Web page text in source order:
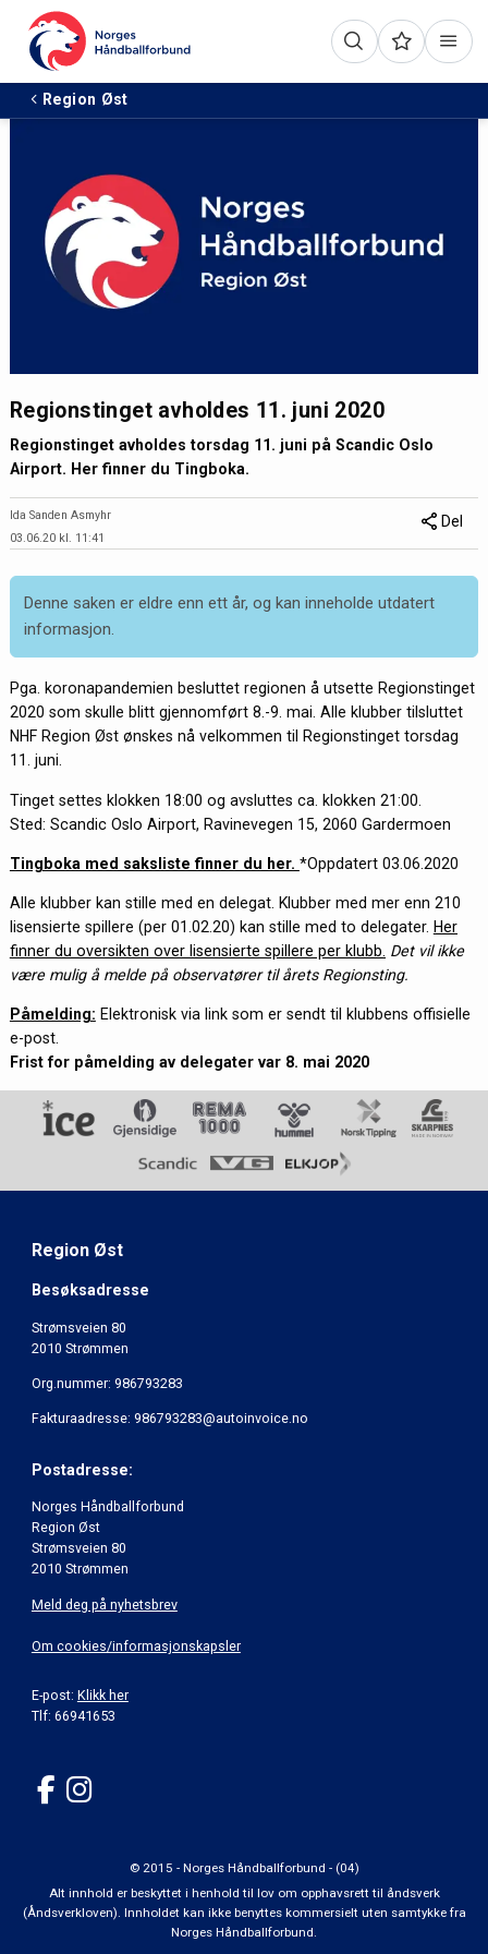
Region Øst
Regionstinget avholdes 11. juni 2020
Regionstinget avholdes torsdag 11. juni på Scandic Oslo
Airport. Her finner du Tingboka.
Ida Sanden Asmyhr
03.06.20 kl. 11:41
Del
Denne saken er eldre enn ett år, og kan inneholde utdatert
informasjon.
Pga. koronapandemien besluttet regionen å utsette Regionstinget
2020 som skulle blitt gjennomført 8.-9. mai. Alle klubber tilsluttet
NHF Region Øst ønskes nå velkommen til Regionstinget torsdag
11. juni.
Tinget settes klokken 18:00 og avsluttes ca. klokken 21:00.
Sted: Scandic Oslo Airport, Ravinevegen 15, 2060 Gardermoen
Tingboka med saksliste finner du her. *Oppdatert 03.06.2020
Alle klubber kan stille med en delegat. Klubber med mer enn 210
lisensierte spillere (per 01.02.20) kan stille med to delegater. Her
finner du oversikten over lisensierte spillere per klubb. Det vil ikke
være mulig å melde på observatører til årets Regionsting.
Påmelding: Elektronisk via link som er sendt til klubbens offisielle
e-post.
Frist for påmelding av delegater var 8. mai 2020
Region Øst
Besøksadresse
Strømsveien 80
2010 Strømmen
Org.nummer: 986793283
Fakturaadresse: 986793283@autoinvoice.no
Postadresse:
Norges Håndballforbund
Region Øst
Strømsveien 80
2010 Strømmen
Meld deg på nyhetsbrev
Om cookies/informasjonskapsler
E-post: Klikk her
Tlf: 66941653
© 2015 - Norges Håndballforbund - (04)
Alt innhold er beskyttet i henhold til lov om opphavsrett til åndsverk
(Åndsverkloven). Innholdet kan ikke benyttes kommersielt uten samtykke fra
Norges Håndballforbund.